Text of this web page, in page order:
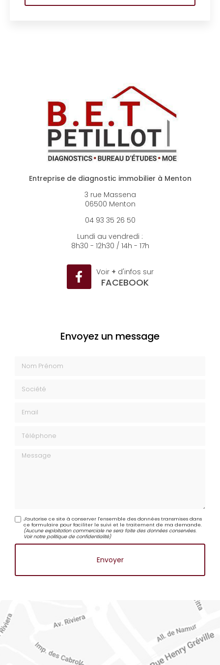
3 rue Massena
Lundi au vendredi :
Voir +d'infos sur
Envoyez un message
Nom Prénom
Société
Email
Téléphone
Message
J'autorise ce site à conserver l'ensemble des données transmises dans
ce formulaire pour faciliter le suivi et le traitement de ma demande.
(Aucune exploitation commerciale ne sera faite des données conservées.
Voir notrepolitique de confidentialité)